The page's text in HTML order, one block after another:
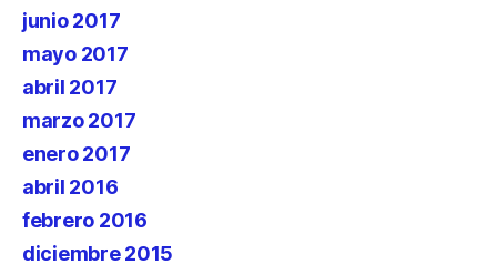
junio 2017
mayo 2017
abril 2017
marzo 2017
enero 2017
abril 2016
febrero 2016
diciembre 2015